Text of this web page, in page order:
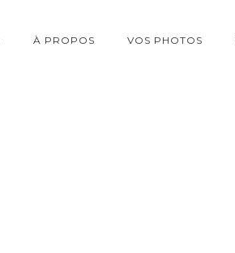
À PROPOS VOS PHOTOS